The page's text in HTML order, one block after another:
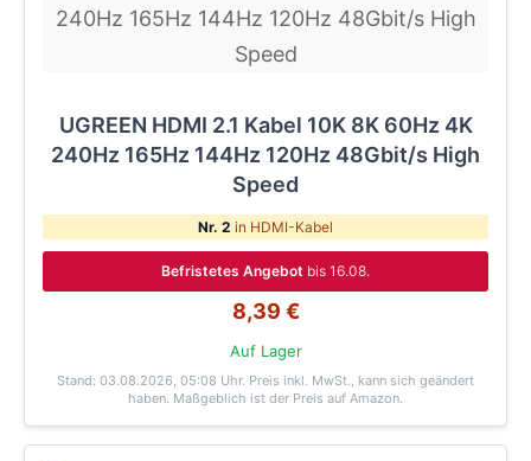
UGREEN HDMI 2.1 Kabel 10K 8K 60Hz 4K
240Hz 165Hz 144Hz 120Hz 48Gbit/s High
Speed
Nr. 2 in HDMI-Kabel
Befristetes Angebot bis 16.08.
8,39 €
Auf Lager
Stand: 03.08.2026, 05:08 Uhr. Preis inkl. MwSt., kann sich geändert
haben. Maßgeblich ist der Preis auf Amazon.